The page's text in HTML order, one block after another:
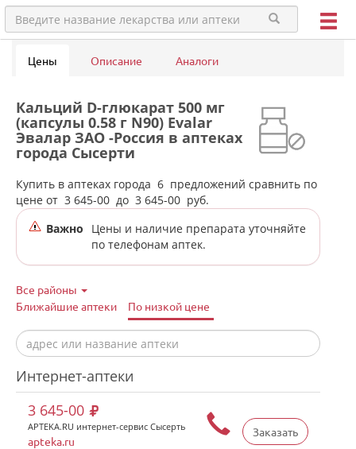
Цены Описание Аналоги
Кальций D-глюкарат 500 мг
(капсулы 0.58 г N90) Evalar
Эвалар ЗАО -Россия в аптеках
города Сысерти
Купить в аптеках города 6 предложений сравнить по
цене от 3 645-00 до 3 645-00 руб.
Важно
Цены и наличие препарата уточняйте
по телефонам аптек.
Все районы
Ближайшие аптеки
По низкой цене
Интернет-аптеки
Заказать
3 645-00
APTEKA.RU интернет-сервис Сысерть
apteka.ru